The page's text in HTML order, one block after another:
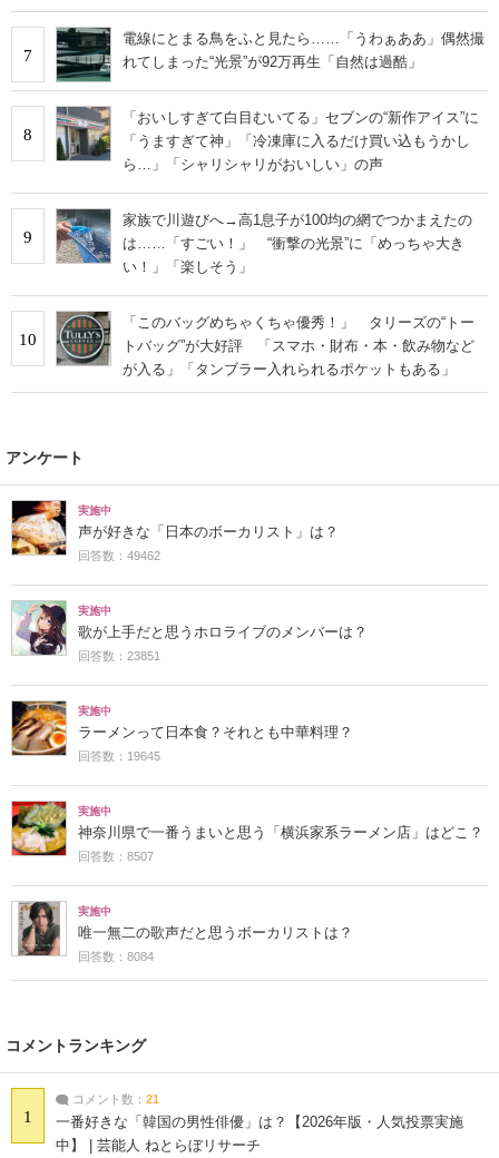
7
電線にとまる鳥をふと見たら……「うわぁああ」偶然撮
れてしまった“光景”が92万再生「自然は過酷」
8
「おいしすぎて白目むいてる」セブンの“新作アイス”に
「うますぎて神」「冷凍庫に入るだけ買い込もうかし
ら…」「シャリシャリがおいしい」の声
9
家族で川遊びへ→高1息子が100均の網でつかまえたの
は……「すごい！」 “衝撃の光景”に「めっちゃ大き
い！」「楽しそう」
10
「このバッグめちゃくちゃ優秀！」 タリーズの“トー
トバッグ”が大好評 「スマホ・財布・本・飲み物など
が入る」「タンブラー入れられるポケットもある」
アンケート
実施中
声が好きな「日本のボーカリスト」は？
回答数：49462
実施中
歌が上手だと思うホロライブのメンバーは？
回答数：23851
実施中
ラーメンって日本食？それとも中華料理？
回答数：19645
実施中
神奈川県で一番うまいと思う「横浜家系ラーメン店」はどこ？
回答数：8507
実施中
唯一無二の歌声だと思うボーカリストは？
回答数：8084
コメントランキング
1
コメント数： 21
一番好きな「韓国の男性俳優」は？【2026年版・人気投票実施
中】 | 芸能人 ねとらぼリサーチ